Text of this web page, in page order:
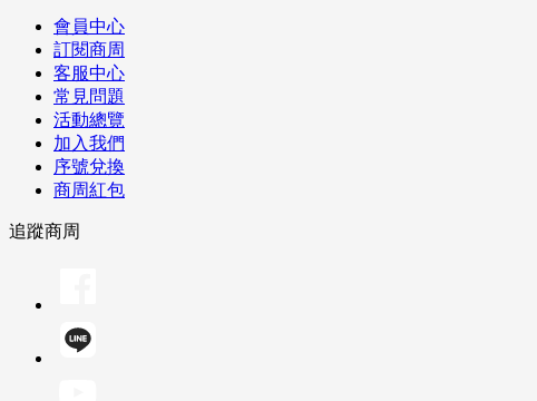
會員中心
訂閱商周
客服中心
常見問題
活動總覽
加入我們
序號兌換
商周紅包
追蹤商周